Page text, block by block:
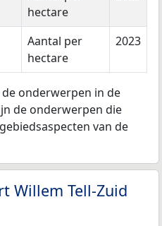
hectare
Aantal per
hectare
2023
onderwerpen in de
de onderwerpen die
van de
Willem Tell-Zuid